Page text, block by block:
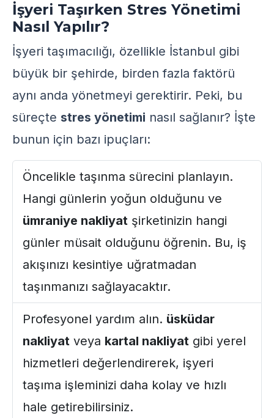
İşyeri Taşırken Stres Yönetimi
Nasıl Yapılır?
İşyeri taşımacılığı, özellikle İstanbul gibi
büyük bir şehirde, birden fazla faktörü
aynı anda yönetmeyi gerektirir. Peki, bu
süreçte stres yönetimi nasıl sağlanır? İşte
bunun için bazı ipuçları:
Öncelikle taşınma sürecini planlayın.
Hangi günlerin yoğun olduğunu ve
ümraniye nakliyat şirketinizin hangi
günler müsait olduğunu öğrenin. Bu, iş
akışınızı kesintiye uğratmadan
taşınmanızı sağlayacaktır.
Profesyonel yardım alın. üsküdar
nakliyat veya kartal nakliyat gibi yerel
hizmetleri değerlendirerek, işyeri
taşıma işleminizi daha kolay ve hızlı
hale getirebilirsiniz.